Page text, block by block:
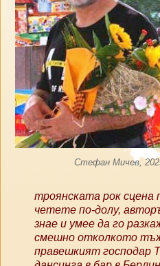
Стефан Мичев,
троянската рок сцена
четете по-долу,
знае и умее да го
смешно отколкото
правешкият господар